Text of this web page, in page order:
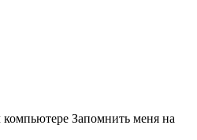
компьютере Запомнить меня на